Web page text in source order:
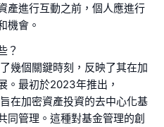
產進行互動之前，個人應進行
機會。
？
幾個關鍵時刻，反映了其在加
。最初於2023年推出，
在加密資產投資的去中心化基
同管理。這種對基金管理的創